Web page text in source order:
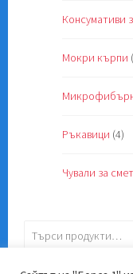
Консумативи
Мокри кърпи
Ръкавици (4)
Чували за смет
Търсене
за: